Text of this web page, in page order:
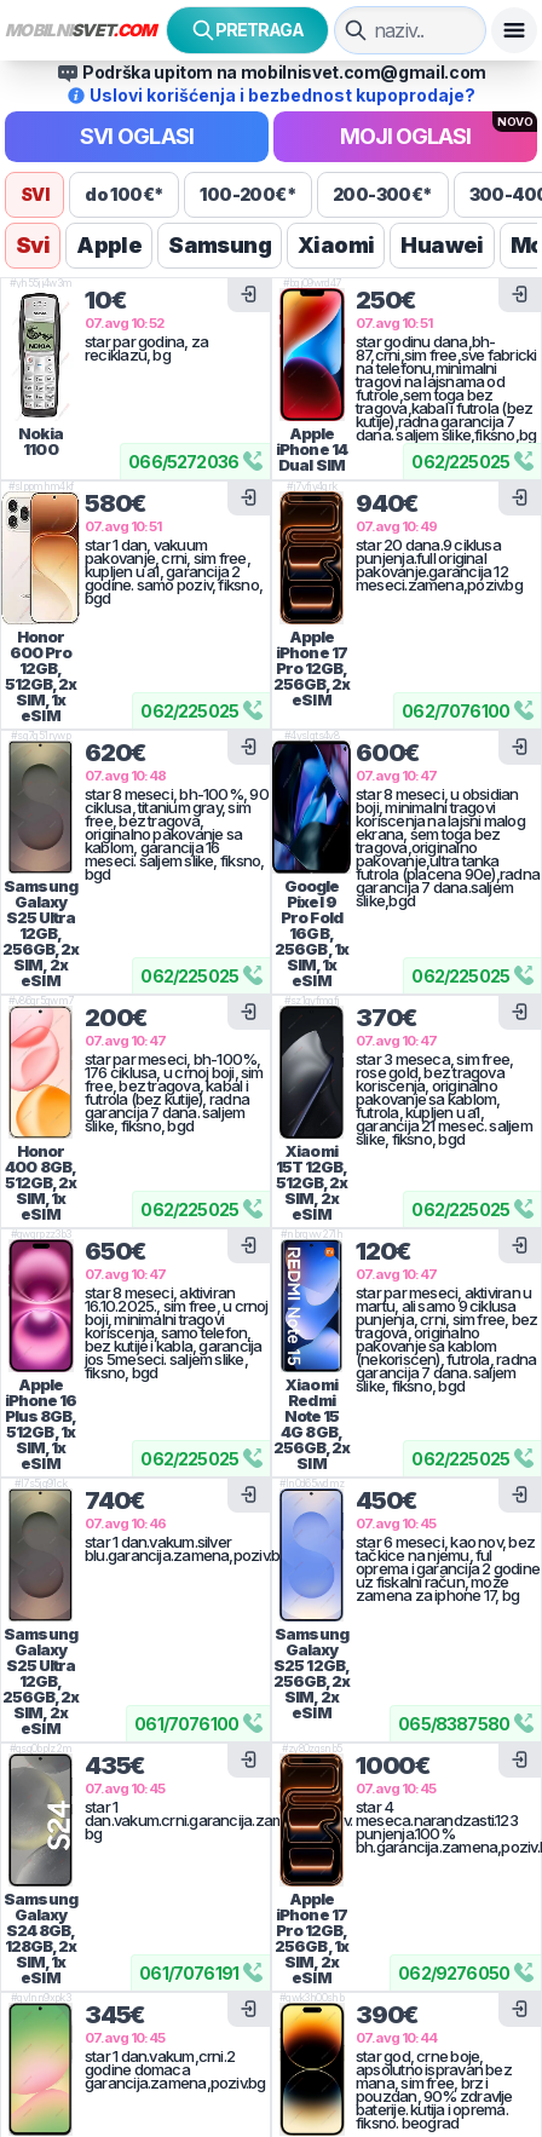
MOBILNISVET.COM PRETRAGA
Podrška upitom na mobilnisvet.com@gmail.com
Uslovi korišćenja i bezbednost kupoprodaje?
SVI OGLASI
NOVO
MOJI OGLASI
SVI do 100€* 100-200€* 200-300€* 300-
Svi Apple Samsung Xiaomi Huawei
066/5272036
#yh55jj4w3m
Nokia
1100
10€
07.avg 10:52
star par godina, za
reciklazu, bg
062/225025
#bqj09wrd47
Apple
iPhone 14
Dual SIM
250€
07.avg 10:51
star godinu dana,bh-
87,crni,sim free,sve fabricki
na telefonu,minimalni
tragovi na lajsnama od
futrole,sem toga bez
tragova,kabal i futrola (bez
kutije),radna garancija 7
dana. saljem slike,fiksno,bg
062/225025
#slppmhm4kf
Honor
600 Pro
12GB,
512GB, 2x
SIM, 1x
eSIM
580€
07.avg 10:51
star 1 dan, vakuum
pakovanje, crni, sim free,
kupljen u a1, garancija 2
godine. samo poziv, fiksno,
bgd
062/7076100
#j7vfjy4qrk
Apple
iPhone 17
Pro12GB,
256GB, 2x
eSIM
940€
07.avg 10:49
star 20 dana.9 ciklusa
punjenja.full original
pakovanje.garancija 12
meseci.zamena,poziv.bg
062/225025
#sg7g51rywp
Samsung
Galaxy
S25 Ultra
12GB,
256GB, 2x
SIM, 2x
eSIM
620€
07.avg 10:48
star 8 meseci, bh-100%, 90
ciklusa, titanium gray, sim
free, bez tragova,
originalno pakovanje sa
kablom, garancija 16
meseci. saljem slike, fiksno,
bgd
062/225025
#4yslqts4v8
Google
Pixel 9
Pro Fold
16GB,
256GB, 1x
SIM, 1x
eSIM
600€
07.avg 10:47
star 8 meseci, u obsidian
boji, minimalni tragovi
koriscenja na lajsni malog
ekrana, sem toga bez
tragova,originalno
pakovanje,ultra tanka
futrola (placena 90e),radna
garancija 7 dana.saljem
slike,bgd
062/225025
#v86gr5gwm7
Honor
400 8GB,
512GB, 2x
SIM, 1x
eSIM
200€
07.avg 10:47
star par meseci, bh-100%,
176 ciklusa, u crnoj boji, sim
free, bez tragova, kabal i
futrola (bez kutije), radna
garancija 7 dana. saljem
slike, fiksno, bgd
062/225025
#sz1gyfmgfj
Xiaomi
15T12GB,
512GB, 2x
SIM, 2x
eSIM
370€
07.avg 10:47
star 3 meseca, sim free,
rose gold, bez tragova
koriscenja, originalno
pakovanje sa kablom,
futrola, kupljen u a1,
garancija 21 mesec. saljem
slike, fiksno, bgd
062/225025
#qwqrpzz3b3
Apple
iPhone 16
Plus8GB,
512GB, 1x
SIM, 1x
eSIM
650€
07.avg 10:47
star 8 meseci, aktiviran
16.10.2025., sim free, u crnoj
boji, minimalni tragovi
koriscenja, samo telefon,
bez kutije i kabla, garancija
jos 5meseci. saljem slike,
fiksno, bgd
062/225025
#nbrqwv27lh
Xiaomi
Redmi
Note 15
4G8GB,
256GB, 2x
SIM
120€
07.avg 10:47
star par meseci, aktiviran u
martu, ali samo 9 ciklusa
punjenja, crni, sim free, bez
tragova, originalno
pakovanje sa kablom
(nekoriscen), futrola, radna
garancija 7 dana. saljem
slike, fiksno, bgd
061/7076100
#l7s5jg91ck
Samsung
Galaxy
S25 Ultra
12GB,
256GB, 2x
SIM, 2x
eSIM
740€
07.avg 10:46
star 1 dan.vakum.silver
blu.garancija.zamena,poziv.bg
065/8387580
#ln0d65wdmz
Samsung
Galaxy
S2512GB,
256GB, 2x
SIM, 2x
eSIM
450€
07.avg 10:45
star 6 meseci, kao nov, bez
tačkice na njemu, ful
oprema i garancija 2 godine
uz fiskalni račun, može
zamena za iphone 17, bg
061/7076191
#gsg0bplz2m
Samsung
Galaxy
S248GB,
128GB, 2x
SIM, 1x
eSIM
435€
07.avg 10:45
star 1
dan.vakum.crni.garancija.zamena,poziv.
bg
062/9276050
#zy80zqsnb5
Apple
iPhone 17
Pro12GB,
256GB, 1x
SIM, 2x
eSIM
1000€
07.avg 10:45
star 4
meseca.narandzasti.123
punjenja.100%
#gvlnn9xpk3
345€
07.avg 10:45
star 1 dan.vakum,crni.2
godine domaca
garancija.zamena,poziv.bg
#gwk3h00shb
390€
07.avg 10:44
star god, crne boje,
apsolutno ispravan bez
mana, sim free, brz i
pouzdan, 90% zdravlje
baterije. kutija i oprema.
fiksno. beograd